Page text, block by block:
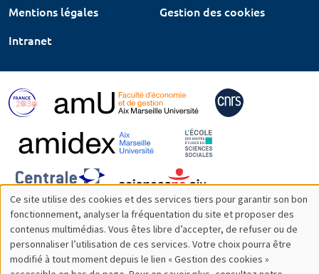
Mentions légales
Gestion des cookies
Intranet
Utilisation
des
données
Ce site utilise des cookies et des services tiers pour garantir son bon
fonctionnement, analyser la fréquentation du site et proposer des
contenus multimédias. Vous êtes libre d’accepter, de refuser ou de
personnaliser l’utilisation de ces services. Votre choix pourra être
modifié à tout moment depuis le lien « Gestion des cookies »